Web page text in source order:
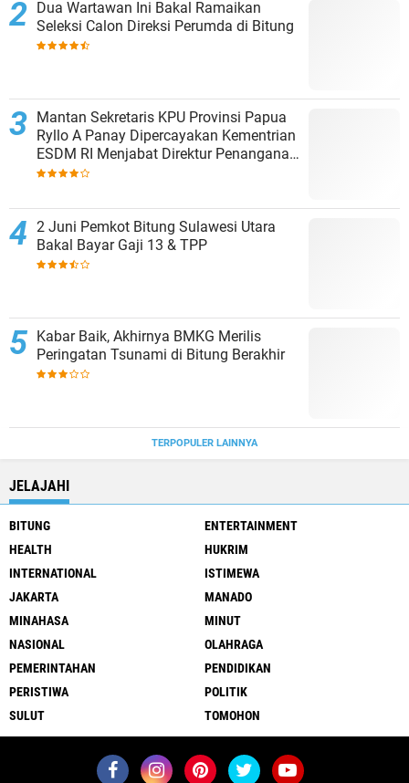
Dua Wartawan Ini Bakal Ramaikan
Seleksi Calon Direksi Perumda di Bitung
Mantan Sekretaris KPU Provinsi Papua
Ryllo A Panay Dipercayakan Kementrian
ESDM RI Menjabat Direktur Penanganan
Aset Barang Bukti
2 Juni Pemkot Bitung Sulawesi Utara
Bakal Bayar Gaji 13 & TPP
Kabar Baik, Akhirnya BMKG Merilis
Peringatan Tsunami di Bitung Berakhir
TERPOPULER LAINNYA
JELAJAHI
BITUNG
ENTERTAINMENT
HEALTH
HUKRIM
INTERNATIONAL
ISTIMEWA
JAKARTA
MANADO
MINAHASA
MINUT
NASIONAL
OLAHRAGA
PEMERINTAHAN
PENDIDIKAN
PERISTIWA
POLITIK
SULUT
TOMOHON